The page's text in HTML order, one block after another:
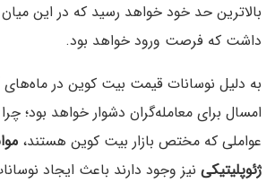
بالاترین حد خود خواهد رسید که در این
داشت که فرصت ورود خواهد بود.
به دلیل نوسانات قیمت بیت کوین در ماه‌های
امسال برای معامله‌گران دشوار خواهد بود؛
عواملی که مختص بازار بیت کوین هستند،
ژئوپلیتیکی نیز وجود دارند باعث ایجاد